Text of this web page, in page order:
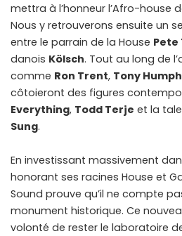
mettra à l’honneur l’Afro-house
Nous y retrouverons ensuite un
entre le parrain de la House Pete
danois Kölsch. Tout au long de
comme Ron Trent, Tony
côtoieront des figures
Everything, Todd Terje et la
Sung.
En investissant massivement
honorant ses racines House et
Sound prouve qu’il ne compte
monument historique. Ce
volonté de rester le laboratoire